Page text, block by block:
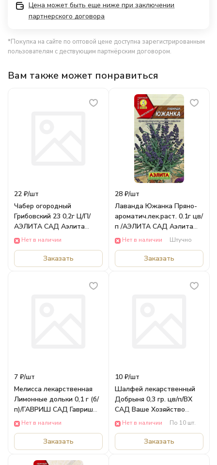
Цена может быть еще ниже при заключении
партнерского договора
*Покупка на сайте по оптовой цене доступна зарегистрированным
пользователям с дествующим партнёрским договором.
Вам также может понравиться
22 ₽/шт
Чабер огородный
Грибовский 23 0,2г Ц/П/
АЭЛИТА САД Аэлита
ОВОЩИ
Нет в наличии
Заказать
28 ₽/шт
Лаванда Южанка Пряно-
ароматич.лек.раст. 0.1г цв/
п /АЭЛИТА САД Аэлита
ОВОЩИ
Нет в наличии Штучно
Заказать
7 ₽/шт
Мелисса лекарственная
Лимонные дольки 0,1 г (б/
п)/ГАВРИШ САД Гавриш
ОВОЩИ
Нет в наличии
Заказать
10 ₽/шт
Шалфей лекарственный
Добрыня 0,3 гр. цв/п/ВХ
САД Ваше Хозяйство
ОВОЩИ
Нет в наличии По 10 шт.
Заказать